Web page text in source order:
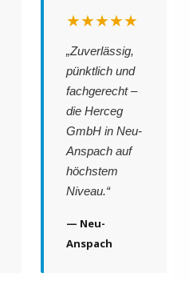
★★★★★
„Zuverlässig,
pünktlich und
fachgerecht –
die Herceg
GmbH in Neu-
Anspach auf
höchstem
Niveau.“
— Neu-
Anspach